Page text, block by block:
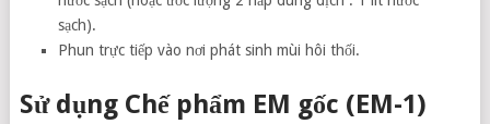
sạch).
Phun trực tiếp vào nơi phát sinh mùi hôi thối.
Sử dụng Chế phẩm EM gốc (EM-1)